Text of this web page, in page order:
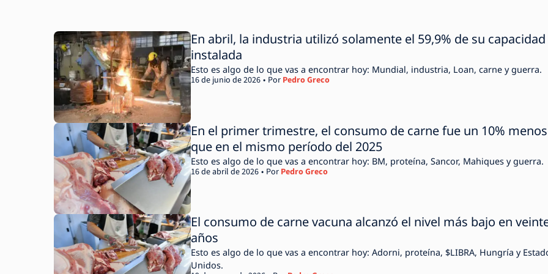
En abril, la industria utilizó solamente el 59,9% de su capacidad
instalada
Esto es algo de lo que vas a encontrar hoy: Mundial, industria, Loan, carne y guerra.
Por Pedro Greco
16 de junio de 2026
En el primer trimestre, el consumo de carne fue un 10% menos
que en el mismo período del 2025
Esto es algo de lo que vas a encontrar hoy: BM, proteína, Sancor, Mahiques y guerra.
Por Pedro Greco
16 de abril de 2026
El consumo de carne vacuna alcanzó el nivel más bajo en
años
Esto es algo de lo que vas a encontrar hoy: Adorni, proteína, $LIBRA, Hungría y
Unidos.